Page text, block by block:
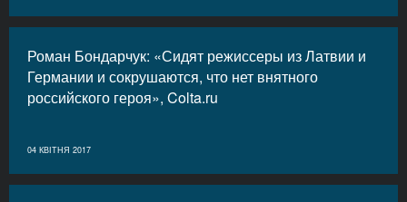
Роман Бондарчук: «Сидят режиссеры из Латвии и
Германии и сокрушаются, что нет внятного
российского героя», Colta.ru
04 КВІТНЯ 2017